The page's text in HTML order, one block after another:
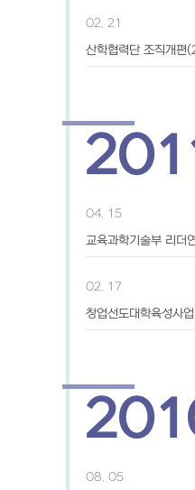
02. 21
산학협력단 조직개편
04. 15
교육과학기술부 리더
02. 17
창업선도대학육성사
08. 05